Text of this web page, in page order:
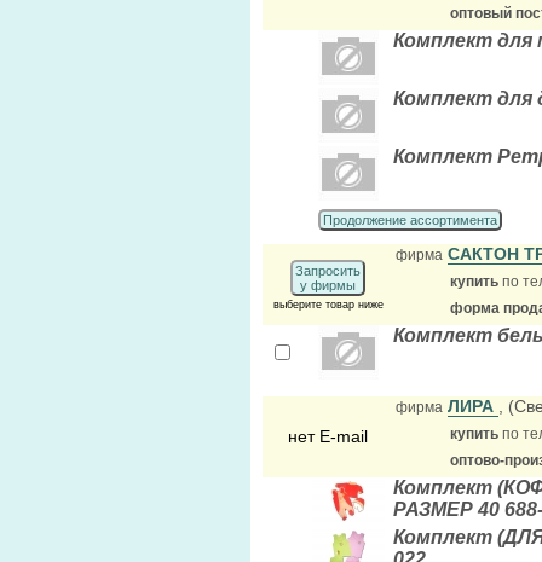
оптовый
Комплект для
Комплект для
Комплект
Продолжение ассортимента
Запросить
у фирмы
выберите товар ниже
фирма САКТОН
купить по
форма
Комплект
нет E-mail
фирма ЛИРА ,
купить по
оптово-
Комплект
РАЗМЕР 40
Комплект